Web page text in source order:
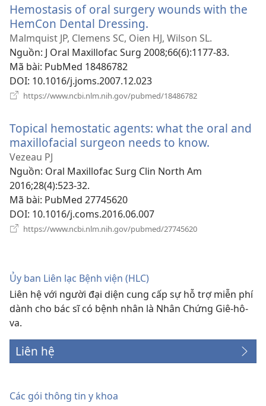
mới)
Hemostasis of oral surgery wounds with the
HemCon Dental Dressing.
cửa
sổ
Malmquist JP, Clemens SC, Oien HJ, Wilson SL.
Nguồn‎: J Oral Maxillofac Surg 2008;66(6):1177-83.
Mã bài‎: PubMed 18486782
DOI‎: 10.1016/j.joms.2007.12.023
https://www.ncbi.nlm.nih.gov/pubmed/18486782
mới)
Topical hemostatic agents: what the oral and
maxillofacial surgeon needs to know.
Vezeau PJ
Nguồn‎: Oral Maxillofac Surg Clin North Am
2016;28(4):523-32.
Mã bài‎: PubMed 27745620
DOI‎: 10.1016/j.coms.2016.06.007
https://www.ncbi.nlm.nih.gov/pubmed/27745620
Ủy ban Liên lạc Bệnh viện (HLC)
Liên hệ với người đại diện cung cấp sự hỗ trợ miễn phí
dành cho bác sĩ có bệnh nhân là Nhân Chứng Giê-hô-
va.
Liên hệ
Các gói thông tin y khoa